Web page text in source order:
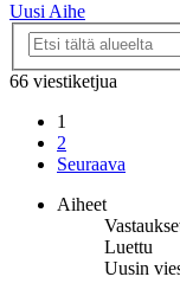
Uusi Aihe
66 viestiketjua
1
2
Seuraava
Aiheet
Luettu
Uusin